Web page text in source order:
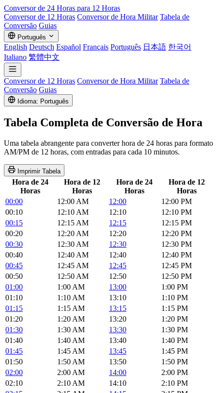
Conversor de 24 Horas para 12 Horas
Conversor de 12 Horas Conversor de Hora Militar Tabela de
Conversão Guias
Português
English Deutsch Español Français Português 日本語 한국어
Italiano 繁體中文
Conversor de 12 Horas Conversor de Hora Militar Tabela de
Conversão Guias
Idioma: Português
Tabela Completa de Conversão de Hora
Uma tabela abrangente para converter hora de 24 horas para formato
AM/PM de 12 horas, com entradas para cada 10 minutos.
Imprimir Tabela
Hora de 24
Horas
Hora de 12
Horas
Hora de 24
Horas
Hora de 12
Horas
00:00
12:00 AM 12:00
12:00 PM
00:10
12:10 AM 12:10
12:10 PM
00:15
12:15 AM 12:15
12:15 PM
00:20
12:20 AM 12:20
12:20 PM
00:30
12:30 AM 12:30
12:30 PM
00:40
12:40 AM 12:40
12:40 PM
00:45
12:45 AM 12:45
12:45 PM
00:50
12:50 AM 12:50
12:50 PM
01:00
1:00 AM 13:00
1:00 PM
01:10
1:10 AM 13:10
1:10 PM
01:15
1:15 AM 13:15
1:15 PM
01:20
1:20 AM 13:20
1:20 PM
01:30
1:30 AM 13:30
1:30 PM
01:40
1:40 AM 13:40
1:40 PM
01:45
1:45 AM 13:45
1:45 PM
01:50
1:50 AM 13:50
1:50 PM
02:00
2:00 AM 14:00
2:00 PM
02:10
2:10 AM 14:10
2:10 PM